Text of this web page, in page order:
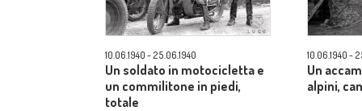
10.06.1940 - 25.06.1940
Un soldato in motocicletta e
un commilitone in piedi,
totale
10.06.1940 -
Un
alpini,